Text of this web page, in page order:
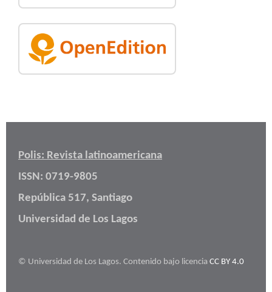
Polis: Revista latinoamericana
ISSN: 0719-9805
República 517, Santiago
Universidad de Los Lagos
© Universidad de Los Lagos. Contenido bajo licencia CC BY 4.0